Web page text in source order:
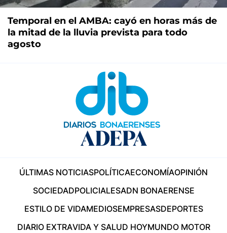
Temporal en el AMBA: cayó en horas más de
la mitad de la lluvia prevista para todo
agosto
ÚLTIMAS NOTICIASPOLÍTICAECONOMÍAOPINIÓN
SOCIEDADPOLICIALESADN BONAERENSE
ESTILO DE VIDAMEDIOSEMPRESASDEPORTES
DIARIO EXTRAVIDA Y SALUD HOYMUNDO MOTOR